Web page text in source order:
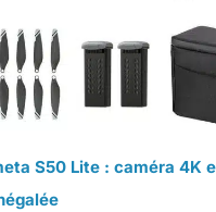
S50 Lite : caméra 4K